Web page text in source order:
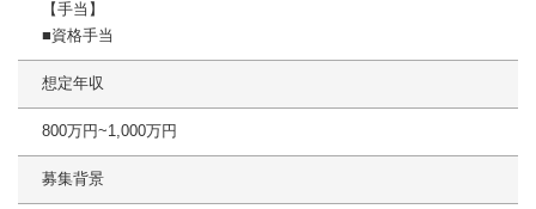
【手当】
■資格手当
想定年収
800万円~1,000万円
募集背景